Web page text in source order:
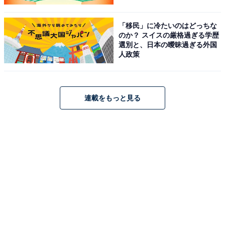
「移民」に冷たいのはどっちな
のか？ スイスの厳格過ぎる学歴
選別と、日本の曖昧過ぎる外国
人政策
連載をもっと見る